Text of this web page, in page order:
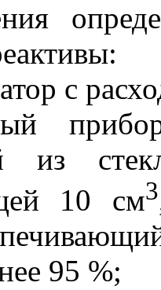
с
из
10 см3
95 %;